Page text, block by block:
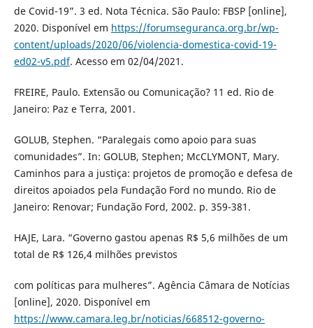
de Covid-19”. 3 ed. Nota Técnica. São Paulo: FBSP [online],
2020. Disponível em https://forumseguranca.org.br/wp-
content/uploads/2020/06/violencia-domestica-covid-19-
ed02-v5.pdf. Acesso em 02/04/2021.
FREIRE, Paulo. Extensão ou Comunicação? 11 ed. Rio de
Janeiro: Paz e Terra, 2001.
GOLUB, Stephen. “Paralegais como apoio para suas
comunidades”. In: GOLUB, Stephen; McCLYMONT, Mary.
Caminhos para a justiça: projetos de promoção e defesa de
direitos apoiados pela Fundação Ford no mundo. Rio de
Janeiro: Renovar; Fundação Ford, 2002. p. 359-381.
HAJE, Lara. “Governo gastou apenas R$ 5,6 milhões de um
total de R$ 126,4 milhões previstos
com políticas para mulheres”. Agência Câmara de Notícias
[online], 2020. Disponível em
https://www.camara.leg.br/noticias/668512-governo-